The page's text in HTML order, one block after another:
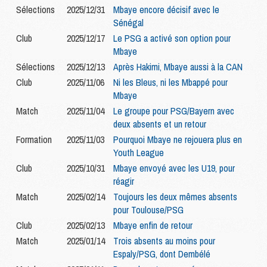
Sélections
2025/12/31
Mbaye encore décisif avec le
Sénégal
Club
2025/12/17
Le PSG a activé son option pour
Mbaye
Sélections
2025/12/13
Après Hakimi, Mbaye aussi à la CAN
Club
2025/11/06
Ni les Bleus, ni les Mbappé pour
Mbaye
Match
2025/11/04
Le groupe pour PSG/Bayern avec
deux absents et un retour
Formation
2025/11/03
Pourquoi Mbaye ne rejouera plus en
Youth League
Club
2025/10/31
Mbaye envoyé avec les U19, pour
réagir
Match
2025/02/14
Toujours les deux mêmes absents
pour Toulouse/PSG
Club
2025/02/13
Mbaye enfin de retour
Match
2025/01/14
Trois absents au moins pour
Espaly/PSG, dont Dembélé